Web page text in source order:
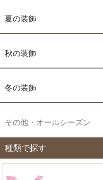
夏の装飾
秋の装飾
冬の装飾
その他・オールシーズン
種類で探す